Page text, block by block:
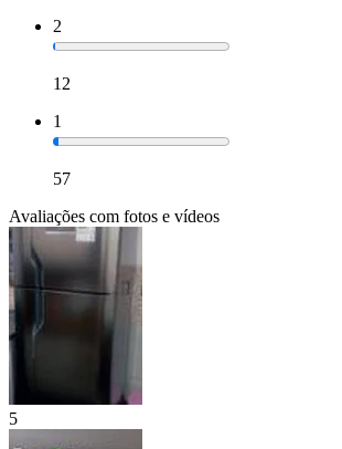
2
12
1
57
Avaliações com fotos e vídeos
5